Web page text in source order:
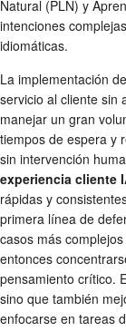
Natural (PLN) y
intenciones
idiomáticas.
La implementación de
servicio al cliente sin
manejar un gran
tiempos de espera y
sin intervención
experiencia cliente
rápidas y
primera línea de
casos más
entonces
pensamiento crítico.
sino que también
enfocarse en tareas